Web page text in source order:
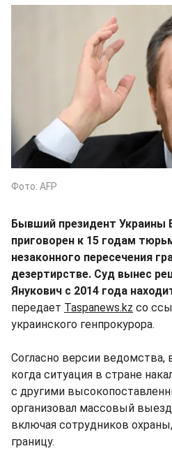
Фото: AFP
Бывший президент Украины
приговорен к 15 годам
незаконного пересечения
дезертирстве. Суд вынес
Янукович с 2014 года
передает Taspanews.kz со
украинского генпрокурора.
Согласно версии ведомства,
когда ситуация в стране
с другими
организовал массовый
включая сотрудников
границу.